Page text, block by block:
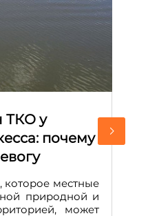
ТКО у
почему
которое местные
природной и
может